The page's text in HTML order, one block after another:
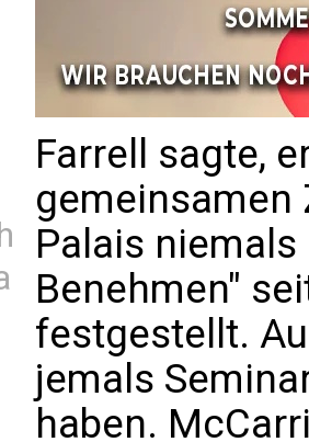
Farrell sagte,
gemeinsamen
Palais
Benehmen"
festgestellt.
jemals
haben.